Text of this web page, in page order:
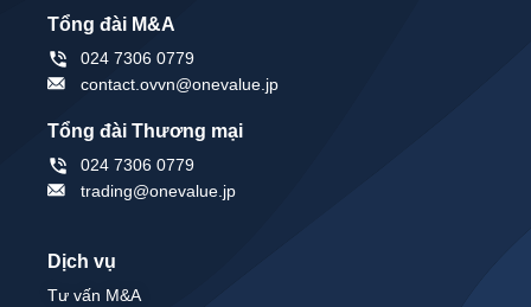
Tổng đài M&A
024 7306 0779
contact.ovvn@onevalue.jp
Tổng đài Thương mại
024 7306 0779
trading@onevalue.jp
Dịch vụ
Tư vấn M&A